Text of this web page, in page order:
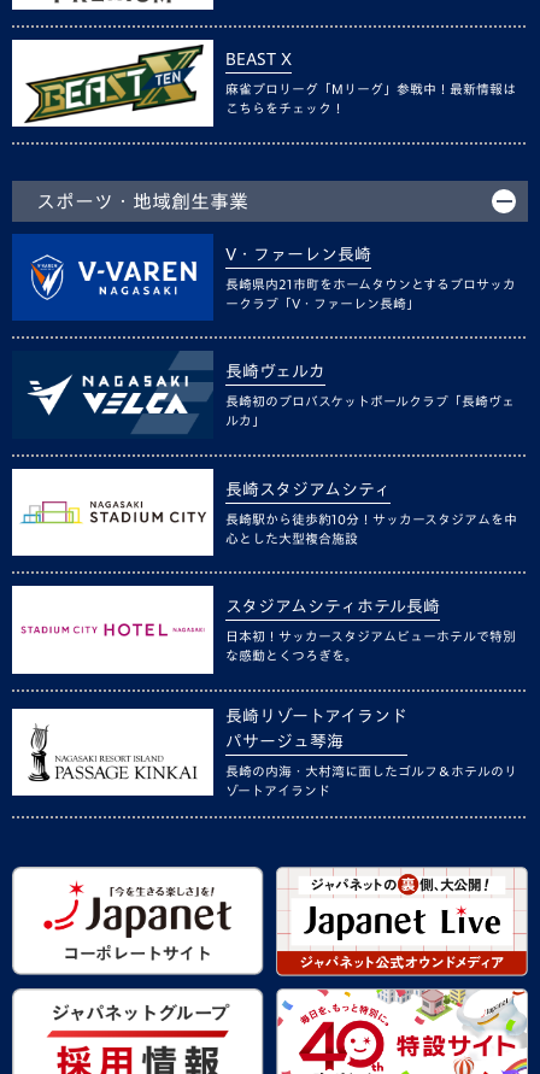
BEAST X
麻雀プロリーグ「Mリーグ」参戦中！最新情報は
こちらをチェック！
スポーツ・地域創生事業
V・ファーレン長崎
長崎県内21市町をホームタウンとするプロサッカ
ークラブ「V・ファーレン長崎」
長崎ヴェルカ
長崎初のプロバスケットボールクラブ「長崎ヴェ
ルカ」
長崎スタジアムシティ
長崎駅から徒歩約10分！サッカースタジアムを中
心とした大型複合施設
スタジアムシティホテル長崎
日本初！サッカースタジアムビューホテルで特別
な感動とくつろぎを。
長崎リゾートアイランド
パサージュ琴海
長崎の内海・大村湾に面したゴルフ＆ホテルのリ
ゾートアイランド